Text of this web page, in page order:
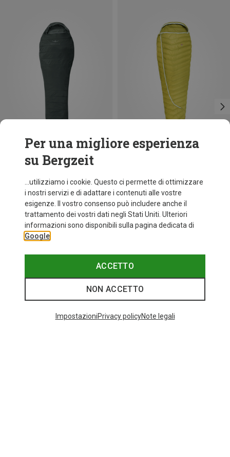
fino a 13%
Per una migliore esperienza
su Bergzeit
...utilizziamo i cookie. Questo ci permette di ottimizzare
i nostri servizi e di adattare i contenuti alle vostre
esigenze. Il vostro consenso può includere anche il
trattamento dei vostri dati negli Stati Uniti. Ulteriori
informazioni sono disponibili sulla pagina dedicata di
Google
ACCETTO
NON ACCETTO
ImpostazioniPrivacy policyNote legali